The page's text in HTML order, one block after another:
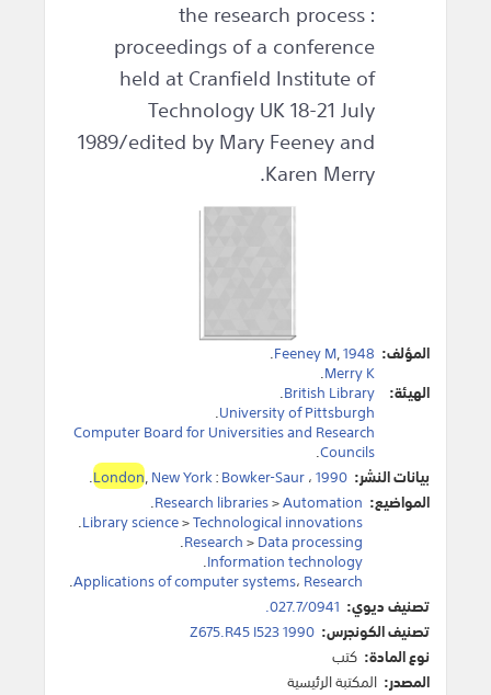
the research process :
proceedings of a conference
held at Cranfield Institute of
Technology UK 18-21 July
1989/edited by Mary Feeney and
Karen Merry.
المؤلف: Feeney M,1948
.
Merry K
.
الهيئة: British Library
.
University of Pittsburgh
.
Computer Board for Universities and Research
Councils
.
بيانات النشر:
London,New York:Bowker-Saur،1990
.
المواضيع:
Research libraries>Automation
.
Library science>Technological innovations
.
Research>Data processing
.
Information technology
.
Applications of computer systems، Research
.
تصنيف ديوي: 027.7/0941.
تصنيف الكونجرس: Z675.R45 I523 1990
نوع المادة: كتب
المصدر: المكتبة الرئيسية